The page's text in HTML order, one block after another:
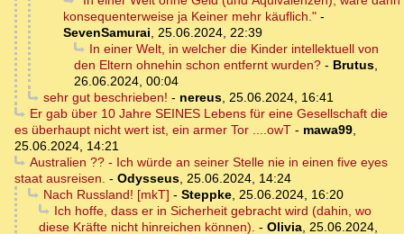
konsequenterweise ja Keiner mehr käuflich." -
SevenSamurai, 25.06.2024, 22:39
In einer Welt, in welcher die Kinder intellektuell von
den Eltern ohnehin schon entfernt wurden? - Brutus,
26.06.2024, 00:04
sehr gut beschrieben! - nereus, 25.06.2024, 16:41
Er gab über 10 Jahre SEINES Lebens für eine Gesellschaft die
es überhaupt nicht wert ist, ein armer Tor ....owT - mawa99,
25.06.2024, 14:21
Australien ?? - Ich würde an seiner Stelle nie in einen five eyes
staat ausreisen. - Odysseus, 25.06.2024, 14:24
Nach Russland! [mkT] - Steppke, 25.06.2024, 16:20
Ich hoffe, dass er in Sicherheit gebracht wird (dahin, wo
diese Kräfte nicht hinreichen können). - Olivia, 25.06.2024,